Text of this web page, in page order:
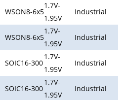
WSON8-6x5
1.7V-
1.95V
Industrial
WSON8-6x5
1.7V-
1.95V
Industrial
SOIC16-300
1.7V-
1.95V
Industrial
SOIC16-300
1.7V-
1.95V
Industrial